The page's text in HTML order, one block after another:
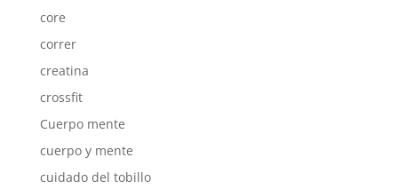
core
correr
creatina
crossfit
Cuerpo mente
cuerpo y mente
cuidado del tobillo